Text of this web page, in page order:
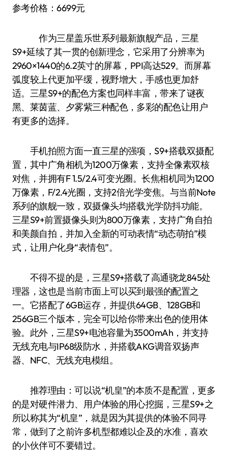
参考价格：6699元
作为三星盖乐世系列最新旗舰产品，三星
S9+延续了其一贯的创新理念，它采用了分辨率为
2960×1440的6.2英寸的屏幕，PPI高达529。而屏幕
弧度较上代更加平缓，视野增大，手感也更加舒
适。三星S9+的配色方案也同样丰富，带来了谜夜
黑、莱茵蓝、夕雾紫三种配色，多彩的配色让用户
有更多的选择。
手机拍照方面一直三星的强项，S9+搭载双摄配
置，其中广角相机为1200万像素，支持全像素双核
对焦，并拥有F 1.5/2.4可变光圈。长焦相机同为1200
万像素，F/2.4光圈，支持2倍光学变焦。与当前Note
系列的旗舰一致，双摄像头均搭载光学防抖功能。
三星S9+前置摄像头则为800万像素，支持广角自拍
和美颜自拍，并加入全新的可动表情“动态萌拍”模
式，让用户化身“表情包”。
不得不提的是，三星S9+搭载了高通骁龙845处
理器，这也是当前市面上可以买到最强的配置之
一。它搭配了6GB运存，并提供64GB、128GB和
256GB三个版本，完全可以给你带来出色的使用体
验。此外，三星S9+电池容量为3500mAh，并支持
无线充电与IP68级防水，并搭载AKG调音双扬声
器、NFC、无线充电模组。
推荐理由：可以说“机皇”的本质不是配置，更多
的是对硬件潜力、用户体验的用心挖掘，三星S9+之
所以称其为“机皇”，就是因为其提供的体验不同寻
常，做到了之前许多机型都难以企及的水准，喜欢
的小伙伴可不要错过。